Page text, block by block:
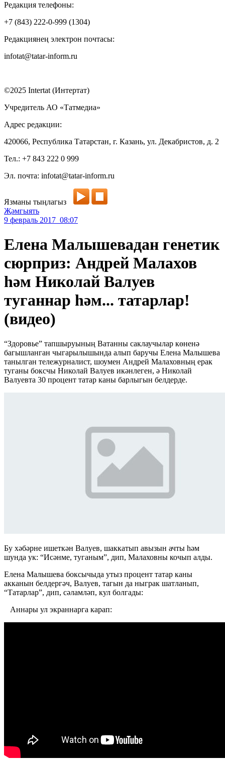
Редакция телефоны:
+7 (843) 222-0-999 (1304)
Редакциянең электрон почтасы:
infotat@tatar-inform.ru
©2025 Intertat (Интертат)
Учредитель АО «Татмедиа»
Адрес редакции:
420066, Республика Татарстан, г. Казань, ул. Декабристов, д. 2
Тел.: +7 843 222 0 999
Эл. почта: infotat@tatar-inform.ru
Язманы тыңлагыз
Җәмгыять
9 февраль 2017 08:07
Елена Малышевадан генетик
сюрприз: Андрей Малахов
һәм Николай Валуев
туганнар һәм... татарлар!
(видео)
“Здоровье” тапшыруының Ватанны саклаучылар көненә
багышланган чыгарылышында алып баручы Елена Малышева
танылган тележурналист, шоумен Андрей Малаховның ерак
туганы боксчы Николай Валуев икәнлеген, ә Николай
Валуевта 30 процент татар каны барлыгын белдерде.
Бу хәбәрне ишеткән Валуев, шаккатып авызын ачты һәм
шунда ук: “Исәнме, туганым”, дип, Малаховны кочып алды.
Елена Малышева боксычыда утыз процент татар каны
акканын белдергәч, Валуев, тагын да ныграк шатланып,
“Татарлар”, дип, сәламләп, кул болгады:
Аннары ул экраннарга карап: